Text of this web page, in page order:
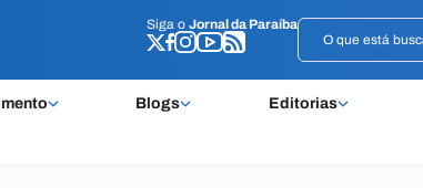
Siga o Jornal da Paraíba
Blogs Editorias
Siga o Jornal da Paraíba